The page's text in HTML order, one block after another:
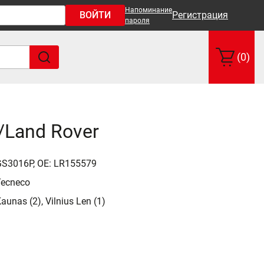
ВОЙТИ
Напоминание
пароля
Регистрация
(0)
Rover
OE: LR155579
(2), Vilnius Len (1)